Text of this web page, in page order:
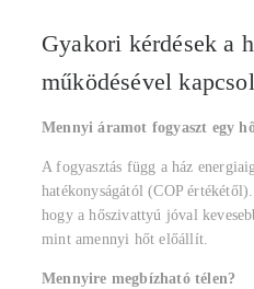
Gyakori kérdések a
működésével
Mennyi áramot fogyaszt egy
A fogyasztás függ a ház
hatékonyságától (COP
hogy a hőszivattyú jóval
mint amennyi hőt előállít.
Mennyire megbízható télen?